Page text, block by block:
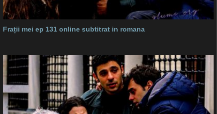
Frații mei ep 131 online subtitrat in romana